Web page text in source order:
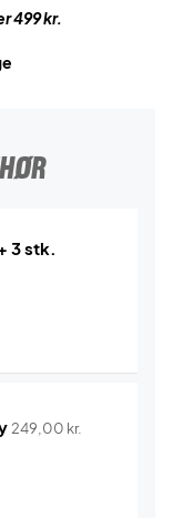
499 kr.
3 stk.
249,00 kr.